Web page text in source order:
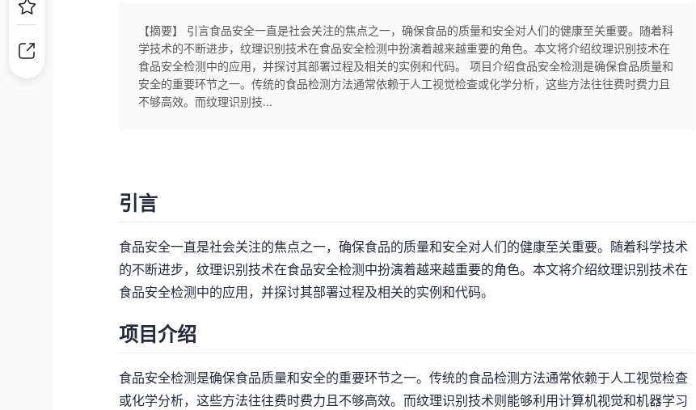
【摘要】 引言食品安全一直是社会关注的焦点之一，确保食品的质量和安全对人们的健康至关重要。随着科
学技术的不断进步，纹理识别技术在食品安全检测中扮演着越来越重要的角色。本文将介绍纹理识别技术在
食品安全检测中的应用，并探讨其部署过程及相关的实例和代码。 项目介绍食品安全检测是确保食品质量和
安全的重要环节之一。传统的食品检测方法通常依赖于人工视觉检查或化学分析，这些方法往往费时费力且
不够高效。而纹理识别技...
引言
食品安全一直是社会关注的焦点之一，确保食品的质量和安全对人们的健康至关重要。随着科学技术
的不断进步，纹理识别技术在食品安全检测中扮演着越来越重要的角色。本文将介绍纹理识别技术在
食品安全检测中的应用，并探讨其部署过程及相关的实例和代码。
项目介绍
食品安全检测是确保食品质量和安全的重要环节之一。传统的食品检测方法通常依赖于人工视觉检查
或化学分析，这些方法往往费时费力且不够高效。而纹理识别技术则能够利用计算机视觉和机器学习